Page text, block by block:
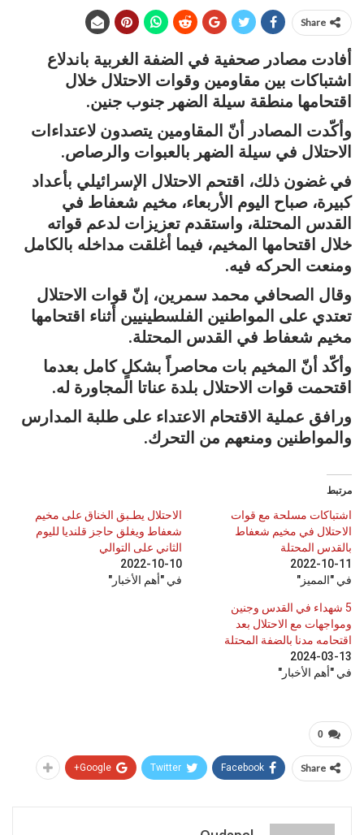
Share
أفادت مصادر صحفية في الضفة الغربية باندلاع
اشتباكات بين مقاومين وقوات الاحتلال خلال
اقتحامها منطقة سيلة الضهر جنوب جنين.
وأكّدت المصادر أنّ المقاومين يتصدون لاعتداءات
الاحتلال في سيلة الضهر بالعبوات والرصاص.
في غضون ذلك، اقتحم الاحتلال الإسرائيلي بأعداد
كبيرة، صباح اليوم الأربعاء، مخيم شعفاط في
القدس المحتلة، واستقدم تعزيزات لدعم قواته
خلال اقتحامها المخيم، فيما أغلقت مداخله بالكامل
ومنعت الحركه فيه.
وقال الصحافي محمد سمرين، إنّ قوات الاحتلال
تعتدي على المواطنين الفلسطينيين أثناء اقتحامها
مخيم شعفاط في القدس المحتلة.
وأكّد أنّ المخيم بات محاصراً بشكلٍ كامل بعدما
اقتحمت قوات الاحتلال بلدة عناتا المجاورة له.
ورافق عملية الاقتحام الاعتداء على طلبة المدارس
والمواطنين ومنعهم من التحرك.
مرتبط
اشتباكات مسلحة مع قوات
الاحتلال في مخيم شعفاط
بالقدس المحتلة
2022-10-11
في "المميز"
الاحتلال يطـبق الخناق على مخيم
شعفاط ويغلق حاجز قلنديا لليوم
الثاني على التوالي
2022-10-10
في "أهم الأخبار"
5 شهداء في القدس وجنين
ومواجهات مع الاحتلال بعد
اقتحامه مدنا بالضفة المحتلة
2024-03-13
في "أهم الأخبار"
0
Share
Facebook
Twitter
Google+